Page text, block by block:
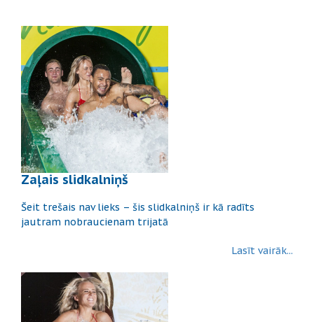
Zaļais slidkalniņš
Šeit trešais nav lieks – šis slidkalniņš ir kā radīts
jautram nobraucienam trijatā
Lasīt vairāk...